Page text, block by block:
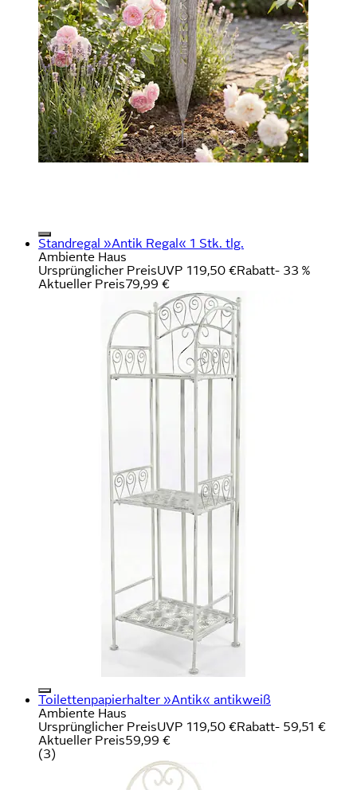
Standregal »Antik Regal« 1 Stk. tlg.
Ambiente Haus
Ursprünglicher PreisUVP 119,50 €Rabatt- 33 %
Aktueller Preis79,99 €
Toilettenpapierhalter »Antik« antikweiß
Ambiente Haus
Ursprünglicher PreisUVP 119,50 €Rabatt- 59,51 €
Aktueller Preis59,99 €
(3)